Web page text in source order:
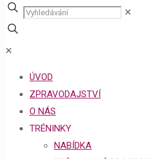
✕
✕
ÚVOD
ZPRAVODAJSTVÍ
O NÁS
TRÉNINKY
NABÍDKA